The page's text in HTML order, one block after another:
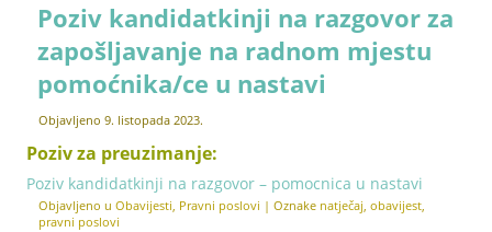
Poziv kandidatkinji na razgovor za
zapošljavanje na radnom mjestu
pomoćnika/ce u nastavi
Objavljeno 9. listopada 2023.
Poziv za preuzimanje:
Poziv kandidatkinji na razgovor – pomocnica u nastavi
Objavljeno u Obavijesti, Pravni poslovi |Oznake natječaj,obavijest,
pravni poslovi